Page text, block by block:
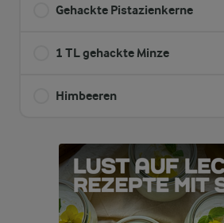
Gehackte Pistazienkerne
1 TL gehackte Minze
Himbeeren